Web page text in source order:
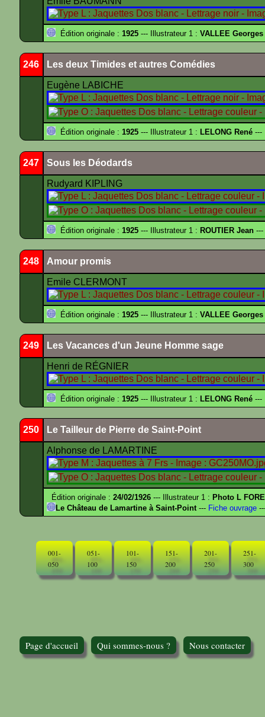
Édition originale : 1925 --- Illustrateur 1 : VALLEE Georges
246 Les deux Timides et autres Comédies
Eugène LABICHE
Édition originale : 1925 --- Illustrateur 1 : LELONG René ---
247 Sous les Déodards
Rudyard KIPLING
Édition originale : 1925 --- Illustrateur 1 : ROUTIER Jean ---
248 Amour promis
Emile CLERMONT
Édition originale : 1925 --- Illustrateur 1 : VALLEE Georges
249 Les Vacances d'un Jeune Homme sage
Henri de RÉGNIER
Édition originale : 1925 --- Illustrateur 1 : LELONG René ---
250 Le Tailleur de Pierre de Saint-Point
Alphonse de LAMARTINE
Édition originale : 24/02/1926 --- Illustrateur 1 : Photo L
Le Château de Lamartine à Saint-Point--- Fiche ouvrage
001-
050
051-
100
101-
150
151-
200
201-
250
251-
300
Page d'accueil Qui sommes-nous ? Nous contacter